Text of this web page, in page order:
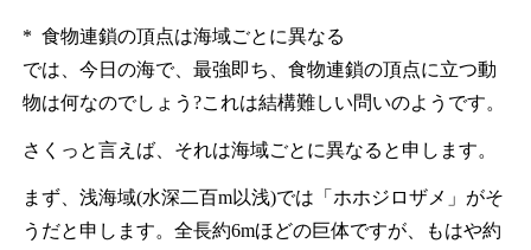
* 食物連鎖の頂点は海域ごとに異なる
では、今日の海で、最強即ち、食物連鎖の頂点に立つ動
物は何なのでしょう?これは結構難しい問いのようです。
さくっと言えば、それは海域ごとに異なると申します。
まず、浅海域(水深二百m以浅)では「ホホジロザメ」がそ
うだと申します。全長約6mほどの巨体ですが、もはや約